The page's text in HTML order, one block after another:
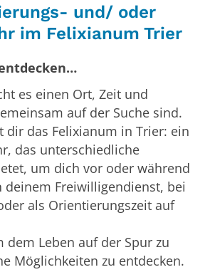
und/ oder
im Felixianum Trier
es einen Ort, Zeit und
auf der Suche sind.
dir das Felixianum in Trier: ein
das unterschiedliche
um dich vor oder während
deinem Freiwilligendienst, bei
als Orientierungszeit auf
dem Leben auf der Spur zu
Möglichkeiten zu entdecken.